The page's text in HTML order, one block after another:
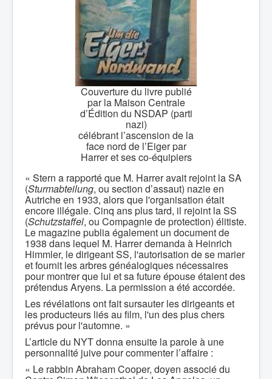
Couverture du livre publié
par la Maison Centrale
d’Édition du NSDAP (parti
nazi)
célébrant l’ascension de la
face nord de l’Eiger par
Harrer et ses co-équipiers
« Stern a rapporté que M. Harrer avait rejoint la SA
(Sturmabteilung, ou section d’assaut) nazie en
Autriche en 1933, alors que l'organisation était
encore illégale. Cinq ans plus tard, il rejoint la SS
(Schutzstaffel, ou Compagnie de protection) élitiste.
Le magazine publia également un document de
1938 dans lequel M. Harrer demanda à Heinrich
Himmler, le dirigeant SS, l'autorisation de se marier
et fournit les arbres généalogiques nécessaires
pour montrer que lui et sa future épouse étaient des
prétendus Aryens. La permission a été accordée.
Les révélations ont fait sursauter les dirigeants et
les producteurs liés au film, l'un des plus chers
prévus pour l'automne. »
L’article du NYT donna ensuite la parole à une
personnalité juive pour commenter l’affaire :
« Le rabbin Abraham Cooper, doyen associé du